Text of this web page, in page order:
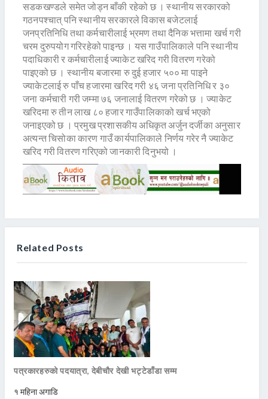
सडकखण्डले समेत जोड्न बाँकी रहेको छ । स्थानीय सरकारको
गठनपश्चात् पनि स्थानीय सरकारले विकास बजेटलाई
जनप्रतिनिधि तथा कर्मचारीलाई भ्रमण तथा दैनिक भत्तामा खर्च गरी
चरम दुरुपयोग गरिरहेको पाइन्छ । यस गाउँपालिकाले पनि स्थानीय
पदाधिकारी र कर्मचारीलाई ज्याकेट खरिद गरी वितरण गरेको
पाइएको छ । स्थानीय बजारमा रु दुई हजार ५०० मा पाइने
ज्याकेटलाई रु पाँच हजारमा खरिद गरी ४६ जना प्रतिनिधि र ३०
जना कर्मचारी गरी जम्मा ७६ जनालाई वितरण गरेको छ । ज्याकेट
खरिदमा रु तीन लाख ८० हजार गाउँपालिकाको खर्च भएको
जनाइएको छ । प्रमुख प्रशासकीय अधिकृत अर्जुन दर्जीका अनुसार
अत्यन्त चिसोका कारण गाउँ कार्यपालिकाले निर्णय गरेर नै ज्याकेट
खरिद गरी वितरण गरिएको जानकारी दिनुभयो ।
Related Posts
पत्रकारहरुको पदयात्रा, देबीचौर देखी भट्टेडाँडा सम्म
१ महिना अगाडि